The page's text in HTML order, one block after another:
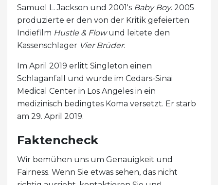
Samuel L. Jackson und 2001's Baby Boy. 2005
produzierte er den von der Kritik gefeierten
Indiefilm Hustle & Flowund leitete den
Kassenschlager Vier Brüder.
Im April 2019 erlitt Singleton einen
Schlaganfall und wurde im Cedars-Sinai
Medical Center in Los Angeles in ein
medizinisch bedingtes Koma versetzt. Er starb
am 29. April 2019.
Faktencheck
Wir bemühen uns um Genauigkeit und
Fairness. Wenn Sie etwas sehen, das nicht